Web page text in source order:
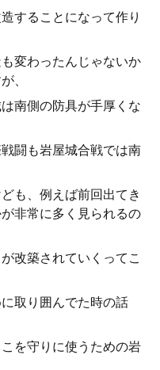
することになって作り
変わったんじゃないか
、
南側の防具が手厚くな
闘も岩屋城合戦では南
も、例えば前回出てき
非常に多く見られるの
改築されていくってこ
取り囲んでた時の話
を守りに使うための岩